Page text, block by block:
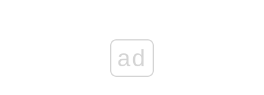
ad